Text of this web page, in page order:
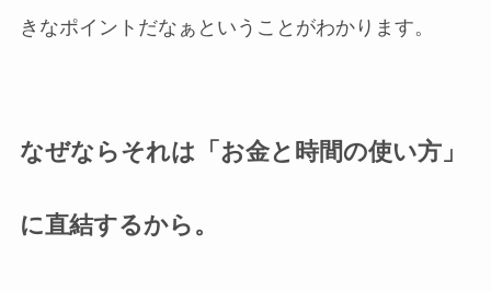
きなポイントだなぁということがわかります。
なぜならそれは「お金と時間の使い方」
に直結するから。